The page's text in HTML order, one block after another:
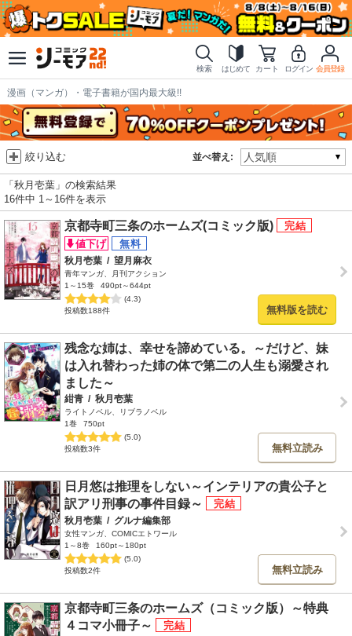
検索 はじめて カート ログイン 会員登録
漫画（マンガ）・電子書籍が国内最大級!!
並べ替え:
絞り込む
「秋月壱葉」の検索結果
16件中 1～16件を表示
京都寺町三条のホームズ(コミック版)
秋月壱葉 / 望月麻衣
青年マンガ、月刊アクション
1～15巻
490pt～644pt
(4.3)
投稿数188件
無料版を読む
残念な姉は、幸せを諦めている。～だけど、妹
は入れ替わった姉の体で第二の人生も溺愛され
ました～
紺青 / 秋月壱葉
ライトノベル、リブラノベル
1巻
750pt
(5.0)
投稿数3件
無料立読み
日月悠は推理をしない～インテリアの貴公子と
訳アリ刑事の事件目録～
秋月壱葉 / グルナ編集部
女性マンガ、COMICエトワール
1～8巻
160pt～180pt
(5.0)
投稿数2件
無料立読み
京都寺町三条のホームズ（コミック版）～特典
４コマ小冊子～